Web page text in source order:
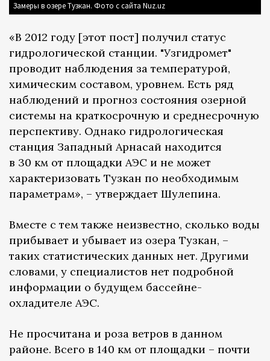
Замеры в озере Тузкан. Фото с сайта Nuz.uz
«В 2012 году [этот пост] получил статус
гидрологической станции. "Узгидромет"
проводит наблюдения за температурой,
химическим составом, уровнем. Есть ряд
наблюдений и прогноз состояния озерной
системы на краткосрочную и среднесрочную
перспективу. Однако гидрологическая
станция Западный Арнасай находится
в 30 км от площадки АЭС и не может
характеризовать Тузкан по необходимым
параметрам», – утверждает Шулепина.
Вместе с тем также неизвестно, сколько воды
прибывает и убывает из озера Тузкан, –
таких статистических данных нет. Другими
словами, у специалистов нет подробной
информации о будущем бассейне-
охладителе АЭС.
Не просчитана и роза ветров в данном
районе. Всего в 140 км от площадки – почти